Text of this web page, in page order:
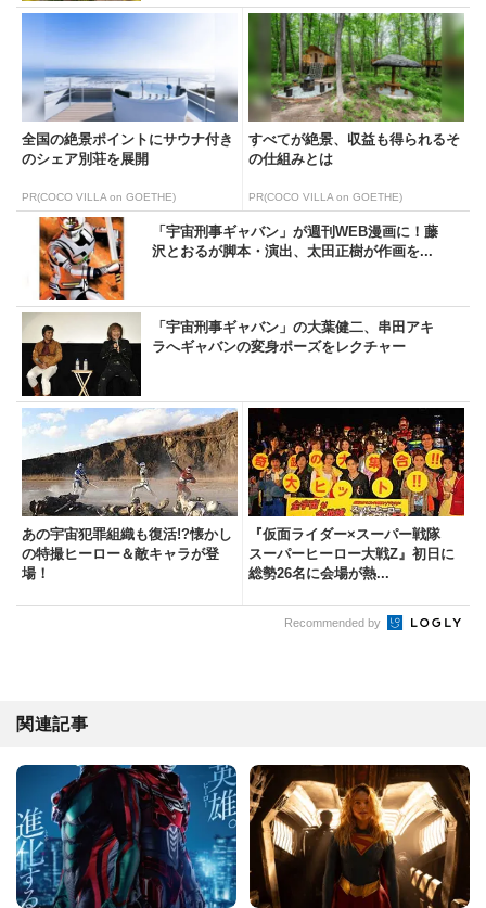
全国の絶景ポイントにサウナ付き
のシェア別荘を展開
PR(COCO VILLA on GOETHE)
すべてが絶景、収益も得られるそ
の仕組みとは
PR(COCO VILLA on GOETHE)
「宇宙刑事ギャバン」が週刊WEB漫画に！藤
沢とおるが脚本・演出、太田正樹が作画を...
「宇宙刑事ギャバン」の大葉健二、串田アキ
ラへギャバンの変身ポーズをレクチャー
あの宇宙犯罪組織も復活!?懐かし
の特撮ヒーロー＆敵キャラが登
場！
『仮面ライダー×スーパー戦隊
スーパーヒーロー大戦Z』初日に
総勢26名に会場が熱...
Recommended by
関連記事